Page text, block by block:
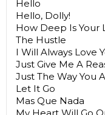
Hello
Hello, Dolly!
How Deep Is Your
The Hustle
I Will Always Love
Just Give Me A
Just The Way You
Let It Go
Mas Que Nada